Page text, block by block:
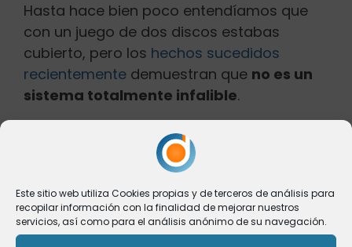
Este sitio web utiliza Cookies propias y de terceros de análisis para
recopilar información con la finalidad de mejorar nuestros
servicios, así como para el análisis anónimo de su navegación.
Hasta hace bien poco entendíamos que
con un juego de dos discos estabas
cubierto, pero los hechos sucedidos
recientemente demuestran que no es un
sistema totalmente infalible.
Backup on line
Con la llegada del ADSL a alta velocidad y,
sobretodo, la fibra óptica, este sistema
sería, quizá, y combinándolo con un par de